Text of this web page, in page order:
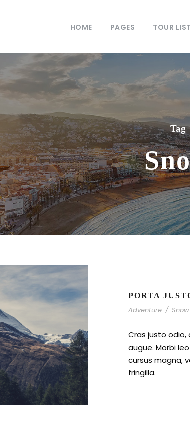
HOME PAGES TOUR LIST
Tag
PORTA
Adventure / Snow
Cras justo
augue. Morbi
cursus magna,
fringilla.